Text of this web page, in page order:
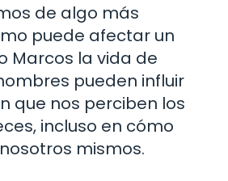
de algo más
puede afectar un
Marcos la vida de
pueden influir
que nos perciben los
incluso en cómo
mismos.